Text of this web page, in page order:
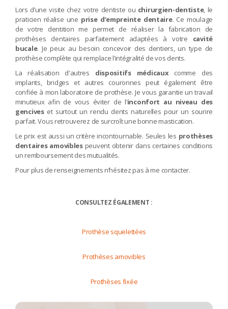
Lors d’une visite chez votre dentiste ou chirurgien-dentiste, le
praticien réalise une prise d’empreinte dentaire. Ce moulage
de votre dentition me permet de réaliser la fabrication de
prothèses dentaires parfaitement adaptées à votre cavité
bucale. Je peux au besoin concevoir des dentiers, un type de
prothèse complète qui remplace l’intégralité de vos dents.
La réalisation d'autres dispositifs médicauxcomme des
implants, bridges et autres couronnes peut également être
confiée à mon laboratoire de prothèse. Je vous garantie un travail
minutieux afin de vous éviter de l’inconfort au niveau des
genciveset surtout un rendu dents naturelles pour un sourire
parfait. Vous retrouverez de surcroît une bonne mastication.
Le prix est aussi un critère incontournable. Seules les prothèses
dentaires amoviblespeuvent obtenir dans certaines conditions
un remboursement des mutualités.
Pour plus de renseignements n’hésitez pas à me contacter.
CONSULTEZ ÉGALEMENT :
Prothèse squelettées
Prothèses amovibles
Prothèses fixée